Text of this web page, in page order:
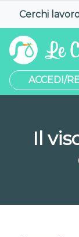
Cerchi
ACCEDI/
Il